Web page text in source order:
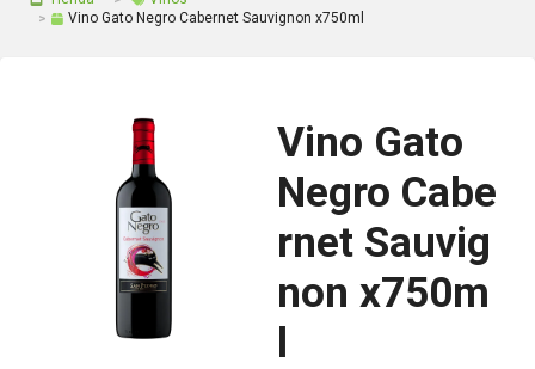
Vino Gato Negro Cabernet Sauvignon x750ml
Vino Gato
Negro Cabe
rnet Sauvig
non x750m
l